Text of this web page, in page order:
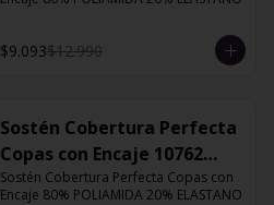
$9.093$12.990
Sostén Cobertura Perfecta
Copas con Encaje 10762
Negro
Sostén Cobertura Perfecta Copas con
Encaje 80% POLIAMIDA 20% ELASTANO